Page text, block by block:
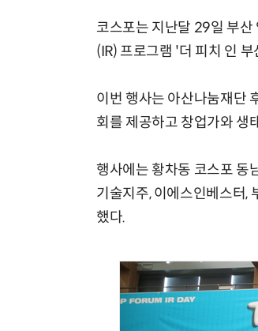
코스포는 지난달 29일 부
(IR) 프로그램 '더 피치 인
이번 행사는 아산나눔재단
회를 제공하고 창업가와 생
행사에는 황차동 코스포 동
기술지주, 이에스인베스터,
했다.